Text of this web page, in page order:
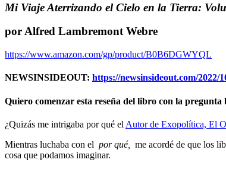
Mi Viaje Aterrizando el Cielo en la Tierra:
por Alfred Lambremont Webre
https://www.amazon.com/gp/product/B0B6DGWYQL
NEWSINSIDEOUT: https://newsinsideout.com/2022/
Quiero comenzar esta reseña del libro con la
¿Quizás me intrigaba por qué el Autor de Exopolítica, El
Mientras luchaba con el por qué,
me acordé de que los
cosa que podamos imaginar.